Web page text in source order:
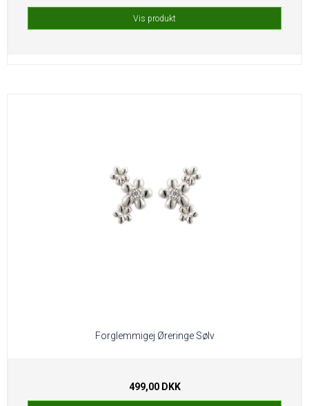
Vis produkt
Forglemmigej Øreringe Sølv
499,00 DKK